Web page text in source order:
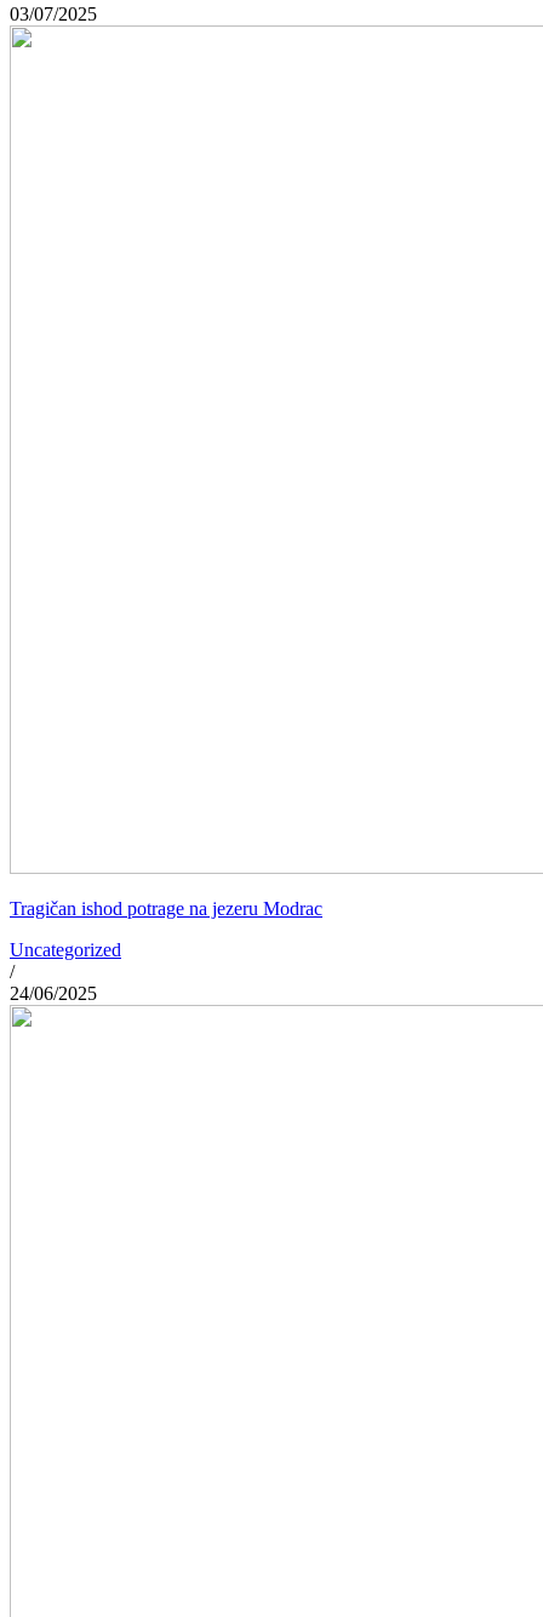
03/07/2025
Tragičan ishod potrage na jezeru Modrac
Uncategorized
/
24/06/2025